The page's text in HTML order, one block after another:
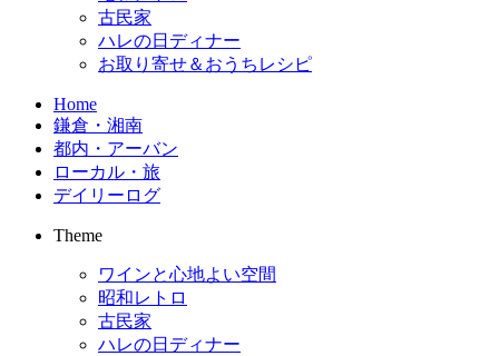
古民家
ハレの日ディナー
お取り寄せ＆おうちレシピ
Home
鎌倉・湘南
都内・アーバン
ローカル・旅
デイリーログ
Theme
ワインと心地よい空間
昭和レトロ
古民家
ハレの日ディナー